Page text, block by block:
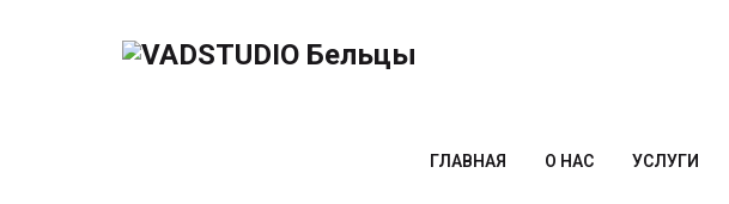
ГЛАВНАЯ О НАС УСЛУГИ
сайты